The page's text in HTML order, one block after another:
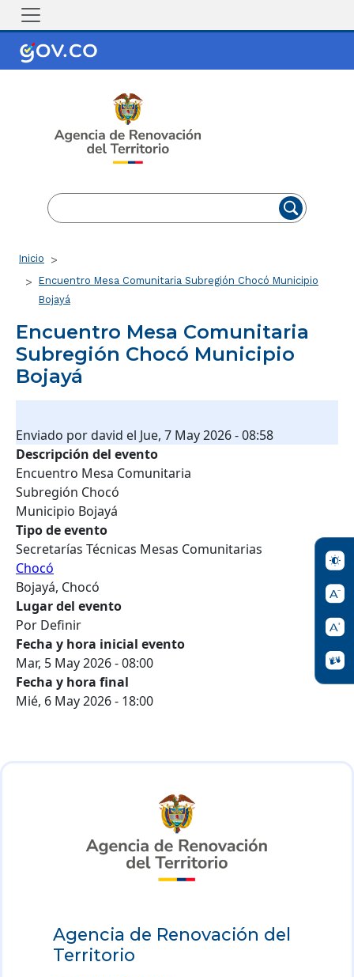
Pasar al contenido principal
Ruta de navegación
Inicio
Encuentro Mesa Comunitaria Subregión Chocó Municipio
Bojayá
Encuentro Mesa Comunitaria
Subregión Chocó Municipio
Bojayá
Enviado pordavid el Jue, 7 May 2026 - 08:58
Descripción del evento
Encuentro Mesa Comunitaria
Subregión Chocó
Municipio Bojayá
Tipo de evento
Secretarías Técnicas Mesas Comunitarias
Chocó
Bojayá, Chocó
Lugar del evento
Por Definir
Fecha y hora inicial evento
Mar, 5 May 2026 - 08:00
Fecha y hora final
Mié, 6 May 2026 - 18:00
Agencia de Renovación del
Territorio